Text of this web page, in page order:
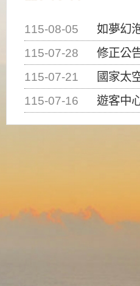
115-08-05
如夢幻
115-07-28
修正公告「墾丁國家公園
115-07-21
國家太空中心為辦理2026台
115-07-16
遊客中